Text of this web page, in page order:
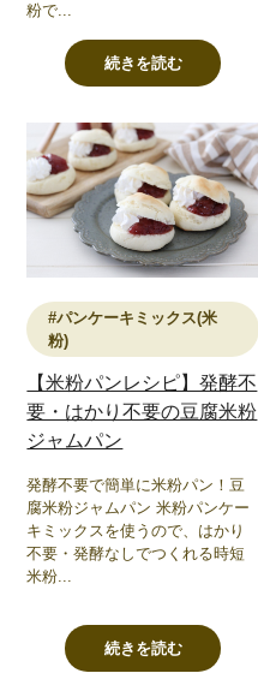
粉で...
続きを読む
#パンケーキミックス(米
粉)
【米粉パンレシピ】発酵不
要・はかり不要の豆腐米粉
ジャムパン
発酵不要で簡単に米粉パン！豆
腐米粉ジャムパン 米粉パンケー
キミックスを使うので、はかり
不要・発酵なしでつくれる時短
米粉...
続きを読む